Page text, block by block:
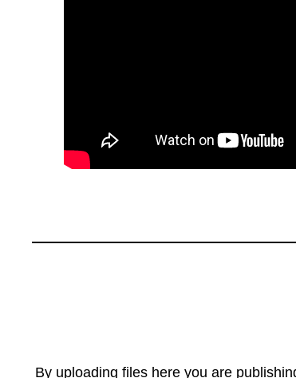
By uploading files here you are